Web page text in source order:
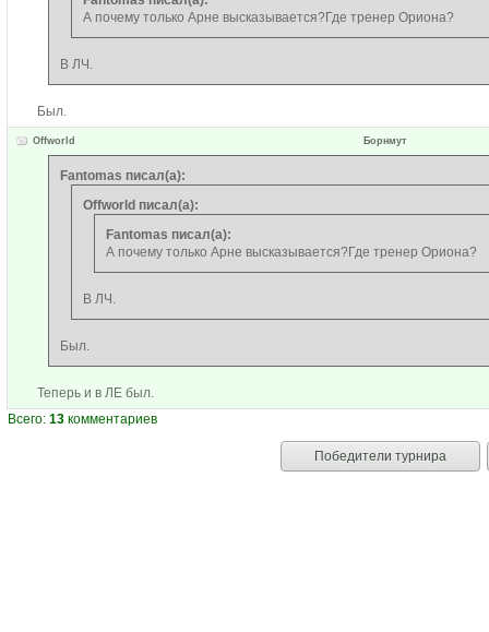
А почему только Арне высказывается?Где тренер Ориона?
В ЛЧ.
Был.
Offworld Борнмут
Fantomas писал(а):
Offworld писал(а):
Fantomas писал(а):
А почему только Арне высказывается?Где тренер Ориона?
В ЛЧ.
Был.
Теперь и в ЛЕ был.
Всего: 13 комментариев
Победители турнира